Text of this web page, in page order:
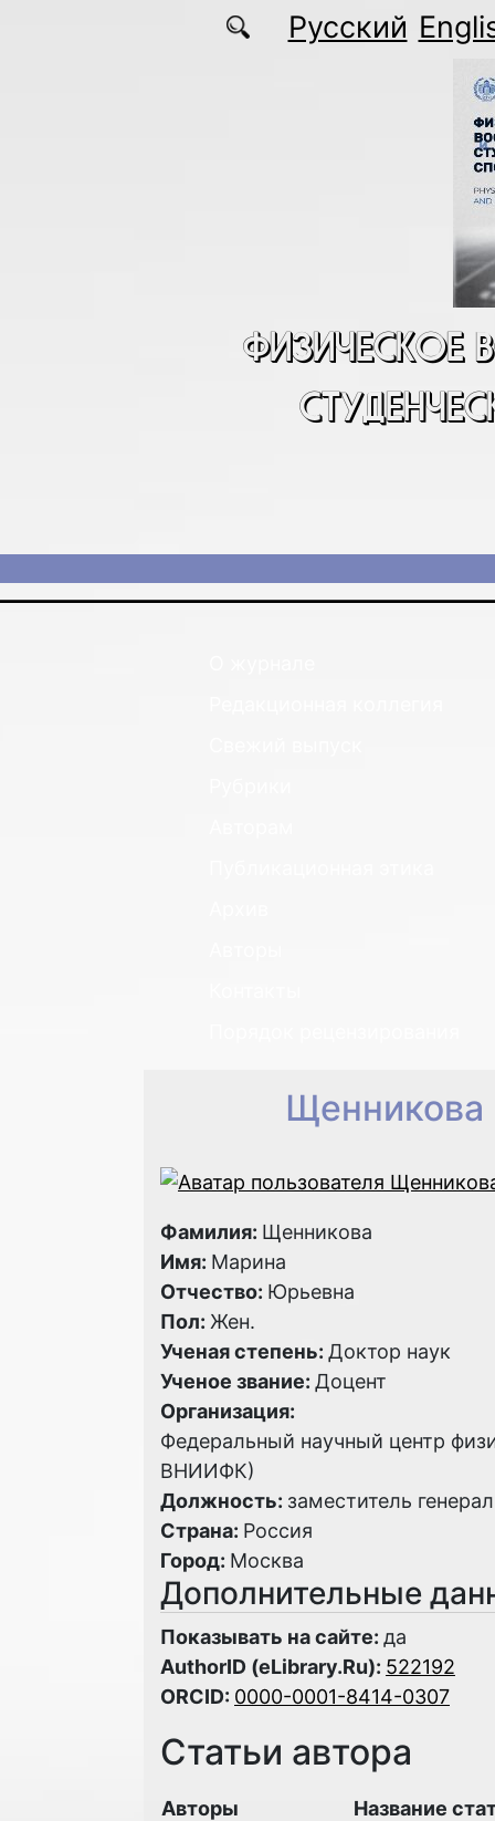
Перейти к основному содержаниюРусский
ФИЗИЧЕСКОЕ
Фамилия: Щенникова
Имя: Марина
Отчество: Юрьевна
Пол: Жен.
Ученая степень: Доктор наук
Ученое звание: Доцент
Организация:
Федеральный научный центр
ВНИИФК)
Должность: заместитель
Страна: Россия
Город: Москва
Дополнительные
Показывать на сайте: да
AuthorID (eLibrary.Ru): 522192
ORCID: 0000-0001-8414-0307
Статьи автора
Авторы Название